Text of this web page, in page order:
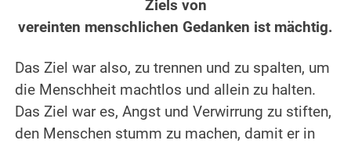
Ziels von
vereinten menschlichen Gedanken ist mächtig.
Das Ziel war also, zu trennen und zu spalten, um
die Menschheit machtlos und allein zu halten.
Das Ziel war es, Angst und Verwirrung zu stiften,
den Menschen stumm zu machen, damit er in